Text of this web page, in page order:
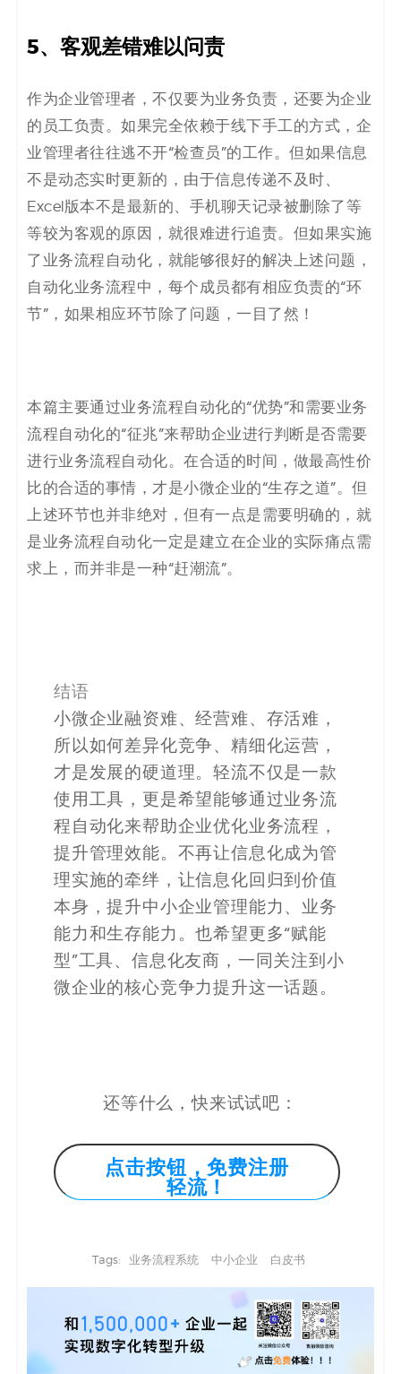
5、客观差错难以问责
作为企业管理者，不仅要为业务负责，还要为企业
的员工负责。如果完全依赖于线下手工的方式，企
业管理者往往逃不开“检查员”的工作。但如果信息
不是动态实时更新的，由于信息传递不及时、
Excel版本不是最新的、手机聊天记录被删除了等
等较为客观的原因，就很难进行追责。但如果实施
了业务流程自动化，就能够很好的解决上述问题，
自动化业务流程中，每个成员都有相应负责的“环
节”，如果相应环节除了问题，一目了然！
本篇主要通过业务流程自动化的“优势”和需要业务
流程自动化的“征兆”来帮助企业进行判断是否需要
进行业务流程自动化。在合适的时间，做最高性价
比的合适的事情，才是小微企业的“生存之道”。但
上述环节也并非绝对，但有一点是需要明确的，就
是业务流程自动化一定是建立在企业的实际痛点需
求上，而并非是一种“赶潮流”。
结语
小微企业融资难、经营难、存活难，
所以如何差异化竞争、精细化运营，
才是发展的硬道理。轻流不仅是一款
使用工具，更是希望能够通过业务流
程自动化来帮助企业优化业务流程，
提升管理效能。不再让信息化成为管
理实施的牵绊，让信息化回归到价值
本身，提升中小企业管理能力、业务
能力和生存能力。也希望更多“赋能
型”工具、信息化友商，一同关注到小
微企业的核心竞争力提升这一话题。
还等什么，快来试试吧：
点击按钮，免费注册
轻流！
Tags: 业务流程系统 中小企业 白皮书